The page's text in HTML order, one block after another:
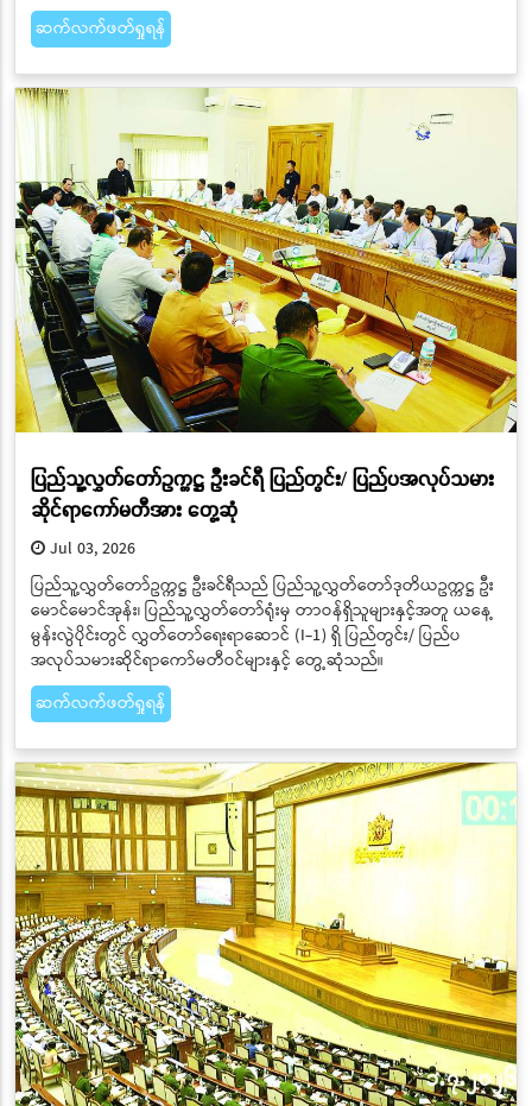
ဆက်လက်ဖတ်ရှုရန်
ပြည်သူ့လွှတ်တော်ဥက္ကဋ္ဌ ဦးခင်ရီ ပြည်တွင်း/ ပြည်ပအလုပ်သမား
ဆိုင်ရာကော်မတီအား တွေ့ဆုံ
Jul 03, 2026
ပြည်သူ့လွှတ်တော်ဥက္ကဋ္ဌ ဦးခင်ရီသည် ပြည်သူ့လွှတ်တော်ဒုတိယဥက္ကဋ္ဌ ဦး
မောင်မောင်အုန်း၊ ပြည်သူ့လွှတ်တော်ရုံးမှ တာဝန်ရှိသူများနှင့်အတူ ယနေ့
မွန်းလွဲပိုင်းတွင် လွှတ်တော်ရေးရာဆောင် (I-1) ရှိ ပြည်တွင်း/ ပြည်ပ
အလုပ်သမားဆိုင်ရာကော်မတီဝင်များနှင့် တွေ့ဆုံသည်။
ဆက်လက်ဖတ်ရှုရန်